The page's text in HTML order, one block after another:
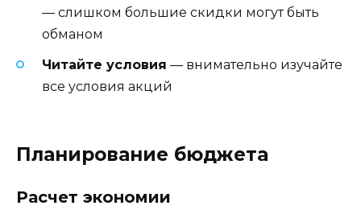
— слишком большие скидки могут быть
обманом
Читайте условия — внимательно изучайте
все условия акций
Планирование бюджета
Расчет экономии